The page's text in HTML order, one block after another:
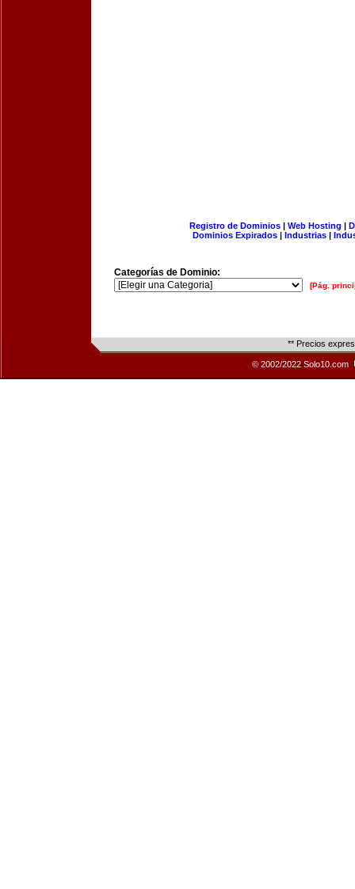
Registro de Dominios| Web Hosting |
Dominios Expirados | Industrias |
Categorías de Dominio:
[Pág.
** Precios
© 2002/2022 Solo10.com